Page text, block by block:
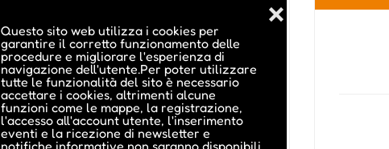
Questo sito web utilizza i cookies per
garantire il corretto funzionamento delle
procedure e migliorare l'esperienza di
navigazione dell'utente.Per poter utilizzare
tutte le funzionalità del sito è necessario
accettare i cookies, altrimenti alcune
funzioni come le mappe, la registrazione,
l'accesso all'account utente, l'inserimento
eventi e la ricezione di newsletter e
notifiche informative non saranno disponibili.
❌